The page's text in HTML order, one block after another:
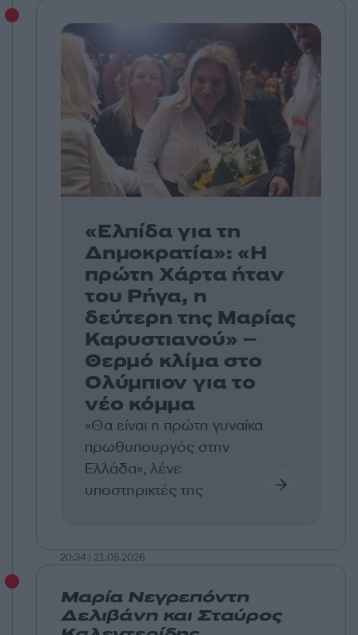
«Ελπίδα για τη
Δημοκρατία»: «Η
πρώτη Χάρτα ήταν
του Ρήγα, η
δεύτερη της Μαρίας
Καρυστιανού» –
Θερμό κλίμα στο
Ολύμπιον για το
νέο κόμμα
«Θα είναι η πρώτη γυναίκα
πρωθυπουργός στην
Ελλάδα», λένε
υποστηρικτές της
20:34 | 21.05.2026
Μαρία Νεγρεπόντη
Δελιβάνη και Σταύρος